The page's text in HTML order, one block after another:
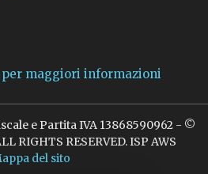
maggiori informazioni
e Partita IVA 13868590962 - ©
RIGHTS RESERVED. ISP AWS
del sito